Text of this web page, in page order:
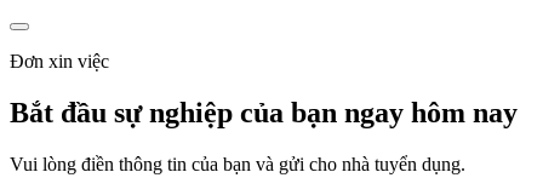
Đơn xin việc
Bắt đầu sự nghiệp của bạn ngay hôm nay
Vui lòng điền thông tin của bạn và gửi cho nhà tuyển dụng.